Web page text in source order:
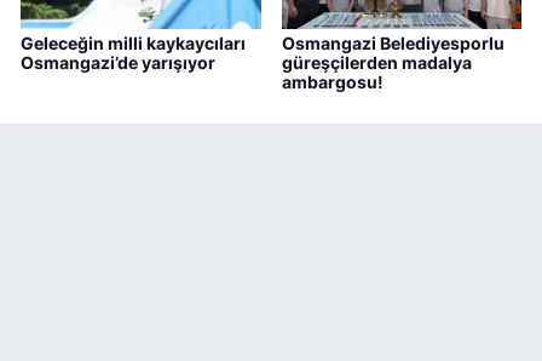
Geleceğin milli kaykaycıları
Osmangazi’de yarışıyor
Osmangazi Belediyesporlu
güreşçilerden madalya
ambargosu!